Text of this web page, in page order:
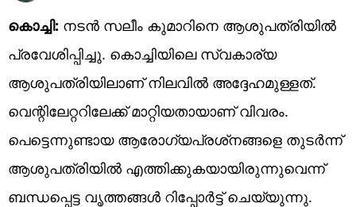
കൊച്ചി: നടന്‍ സലീം കുമാറിനെ ആശുപത്രിയില്‍
പ്രവേശിപ്പിച്ചു. കൊച്ചിയിലെ സ്വകാര്യ
ആശുപത്രിയിലാണ് നിലവില്‍ അദ്ദേഹമുള്ളത്.
വെന്റിലേറ്ററിലേക്ക് മാറ്റിയതായാണ് വിവരം.
പെട്ടെന്നുണ്ടായ ആരോഗ്യപ്രശ്‌നങ്ങളെ തുടര്‍ന്ന്
ആശുപത്രിയില്‍ എത്തിക്കുകയായിരുന്നുവെന്ന്
ബന്ധപ്പെട്ട വൃത്തങ്ങള്‍ റിപ്പോര്‍ട്ട് ചെയ്യുന്നു.